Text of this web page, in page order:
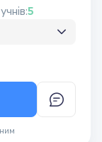
5
дуже
Анна навчає
і любов'ю
наш урок!